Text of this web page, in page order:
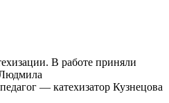
В работе приняли
Людмила
— катехизатор Кузнецова